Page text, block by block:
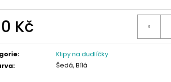
Kč
: Klipy na dudlíčky
: Šedá, Bílá